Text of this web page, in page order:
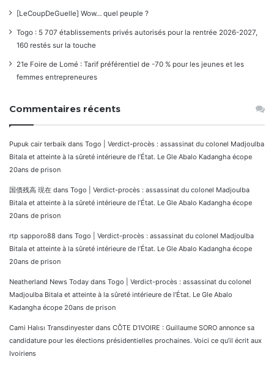
[LeCoupDeGuelle] Wow… quel peuple ?
Togo : 5 707 établissements privés autorisés pour la rentrée 2026-2027,
160 restés sur la touche
21e Foire de Lomé : Tarif préférentiel de -70 % pour les jeunes et les
femmes entrepreneures
Commentaires récents
Pupuk cair terbaik dans Togo | Verdict-procès : assassinat du colonel Madjoulba
Bitala et atteinte à la sûreté intérieure de l’État. Le Gle Abalo Kadangha écope
20ans de prison
国債残高 現在 dans Togo | Verdict-procès : assassinat du colonel Madjoulba
Bitala et atteinte à la sûreté intérieure de l’État. Le Gle Abalo Kadangha écope
20ans de prison
rtp sapporo88 dans Togo | Verdict-procès : assassinat du colonel Madjoulba
Bitala et atteinte à la sûreté intérieure de l’État. Le Gle Abalo Kadangha écope
20ans de prison
Neatherland News Today dans Togo | Verdict-procès : assassinat du colonel
Madjoulba Bitala et atteinte à la sûreté intérieure de l’État. Le Gle Abalo
Kadangha écope 20ans de prison
Cami Halısı Transdinyester dans CÔTE D’IVOIRE : Guillaume SORO annonce sa
candidature pour les élections présidentielles prochaines. Voici ce qu’il écrit aux
Ivoiriens